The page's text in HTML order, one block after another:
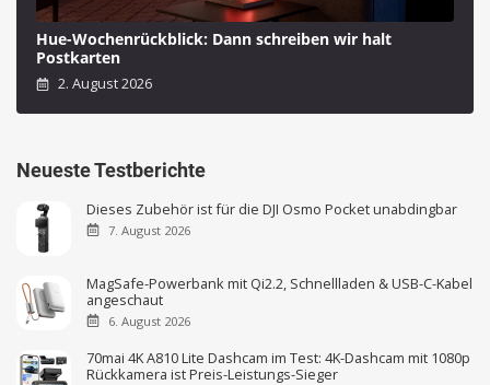
Hue-Wochenrückblick: Dann schreiben wir halt
Postkarten
2. August 2026
Neueste Testberichte
Dieses Zubehör ist für die DJI Osmo Pocket unabdingbar
7. August 2026
MagSafe-Powerbank mit Qi2.2, Schnellladen & USB-C-Kabel
angeschaut
6. August 2026
70mai 4K A810 Lite Dashcam im Test: 4K-Dashcam mit 1080p
Rückkamera ist Preis-Leistungs-Sieger